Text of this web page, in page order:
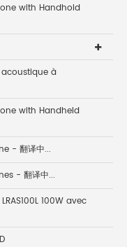
with Handhold
acoustique à
with Handheld
- 翻译中...
- 翻译中...
100W avec